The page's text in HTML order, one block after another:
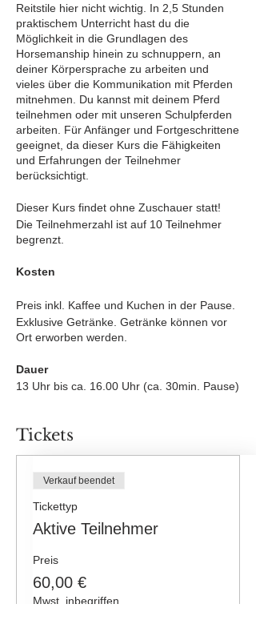
Reitstile hier nicht wichtig. In 2,5 Stunden
praktischem Unterricht hast du die
Möglichkeit in die Grundlagen des
Horsemanship hinein zu schnuppern, an
deiner Körpersprache zu arbeiten und
vieles über die Kommunikation mit Pferden
mitnehmen. Du kannst mit deinem Pferd
teilnehmen oder mit unseren Schulpferden
arbeiten. Für Anfänger und Fortgeschrittene
geeignet, da dieser Kurs die Fähigkeiten
und Erfahrungen der Teilnehmer
berücksichtigt.
Dieser Kurs findet ohne Zuschauer statt!
Die Teilnehmerzahl ist auf 10 Teilnehmer
begrenzt.
Kosten
Preis inkl. Kaffee und Kuchen in der Pause.
Exklusive Getränke. Getränke können vor
Ort erworben werden.
Dauer
13 Uhr bis ca. 16.00 Uhr (ca. 30min. Pause)
Tickets
Verkauf beendet
Tickettyp
Aktive Teilnehmer
Preis
60,00 €
Mwst. inbegriffen